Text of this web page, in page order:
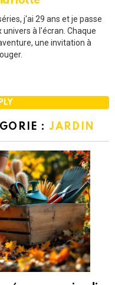
j'ai 29 ans et je passe
à l'écran. Chaque
une invitation à
:JARDIN